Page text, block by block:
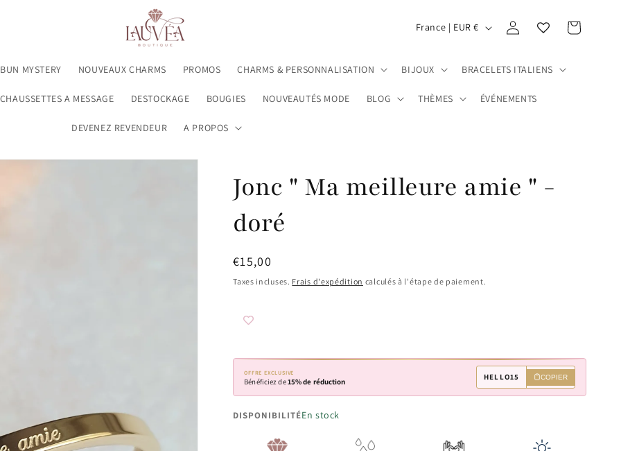
MYSTERY NOUVEAUX CHARMS PROMOS CHARMS & PERSONNALISATION BIJOUX BRACELETS ITALIENS
CHAUSSETTES A MESSAGE DESTOCKAGE BOUGIES NOUVEAUTÉS MODE BLOG THÈMES ÉVÉNEMENTS
DEVENEZ REVENDEUR A PROPOS
y
i
France | EUR € Connexion Panier
Jonc " Ma meilleure amie " -
doré
Prix
habituel
€15,00
Taxes incluses. Frais d'expédition calculés à l'étape de paiement.
OFFRE EXCLUSIVE
Bénéficiez de15% de réduction HELLO15 COPIER
DISPONIBILITÉEn stock